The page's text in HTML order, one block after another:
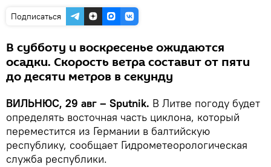
Подписаться
В субботу и воскресенье ожидаются
осадки. Скорость ветра составит от пяти
до десяти метров в секунду
ВИЛЬНЮС, 29 авг – Sputnik. В Литве погоду будет
определять восточная часть циклона, который
переместится из Германии в балтийскую
республику, сообщает Гидрометеорологическая
служба республики.